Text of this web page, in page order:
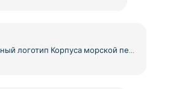
Главный логотип Корпуса морской пехоты США Бесплатный PNG